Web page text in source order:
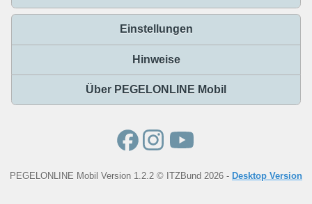
Einstellungen
Hinweise
Über PEGELONLINE Mobil
PEGELONLINE Mobil Version 1.2.2 © ITZBund 2026 - Desktop Version